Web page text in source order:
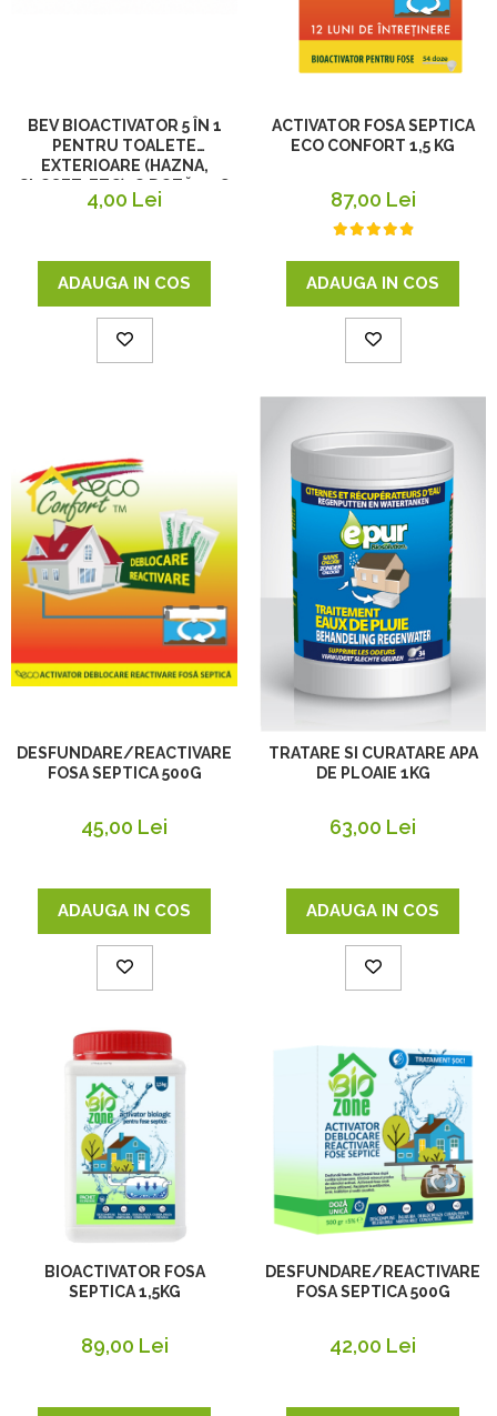
BEV BIOACTIVATOR 5 ÎN 1
PENTRU TOALETE
EXTERIOARE (HAZNA,
CLOSET, ETC), O DOZĂ, 25G
4,00 Lei
ADAUGA IN COS
ACTIVATOR FOSA SEPTICA
ECO CONFORT 1,5 KG
87,00 Lei
ADAUGA IN COS
DESFUNDARE/REACTIVARE
FOSA SEPTICA 500G
45,00 Lei
ADAUGA IN COS
TRATARE SI CURATARE APA
DE PLOAIE 1KG
63,00 Lei
ADAUGA IN COS
BIOACTIVATOR FOSA
SEPTICA 1,5KG
89,00 Lei
DESFUNDARE/REACTIVARE
FOSA SEPTICA 500G
42,00 Lei